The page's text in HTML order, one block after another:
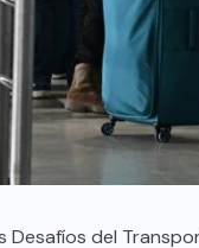
del